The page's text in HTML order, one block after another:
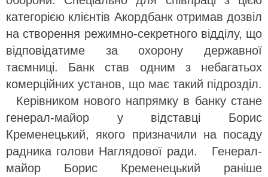
категорією клієнтів Акордбанк отримав дозвіл
на створення режимно-секретного відділу, що
відповідатиме за охорону державної
таємниці. Банк став одним з небагатьох
комерційних установ, що має такий підрозділ.
Керівником нового напрямку в банку стане
генерал-майор у відставці Борис
Кременецький, якого призначили на посаду
радника голови Наглядової ради. Генерал-
майор Борис Кременецький раніше